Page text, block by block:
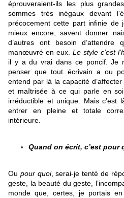
éprouveraient-ils les plus
sommes très inégaux devant
précocement cette part infinie de
mieux encore, savent donner
d’autres ont besoin
manœuvré en eux. Le style c’est
il y a du vrai dans ce poncif. Je
penser que tout écrivain a ou
entend par là la capacité
et maîtrisée à ce qui parle en
irréductible et unique. Mais c’est
entrer en pleine et totale
intérieure.
Quand on écrit, c’est pour
Ou pour quoi, serai-je tenté de
geste, la beauté du geste,
monde que, certes, je portais